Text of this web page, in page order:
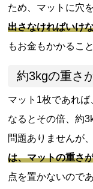
ため、マットに穴
出さなければいけ
もお金もかかるこ
約3kgの重さ
マット1枚であれ
なるとその倍、約
問題ありませんが
は、マットの重さ
点を置かないので